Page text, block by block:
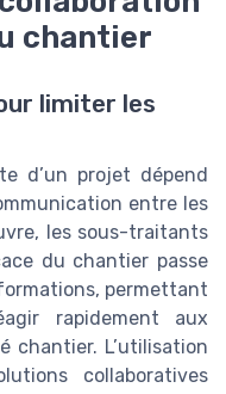
chantier
limiter les
d’un projet dépend
entre les
les sous-traitants
du chantier passe
permettant
rapidement aux
chantier. L’utilisation
collaboratives